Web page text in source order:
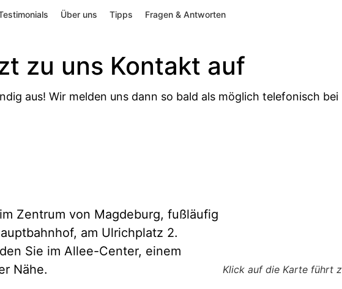
Über uns Tipps Fragen & Antworten
zu uns Kontakt auf
aus! Wir melden uns dann so bald als möglich telefonisch
Zentrum von Magdeburg, fußläufig
am Ulrichplatz 2.
Sie im Allee-Center, einem
Nähe.
Klick auf die Karte führt